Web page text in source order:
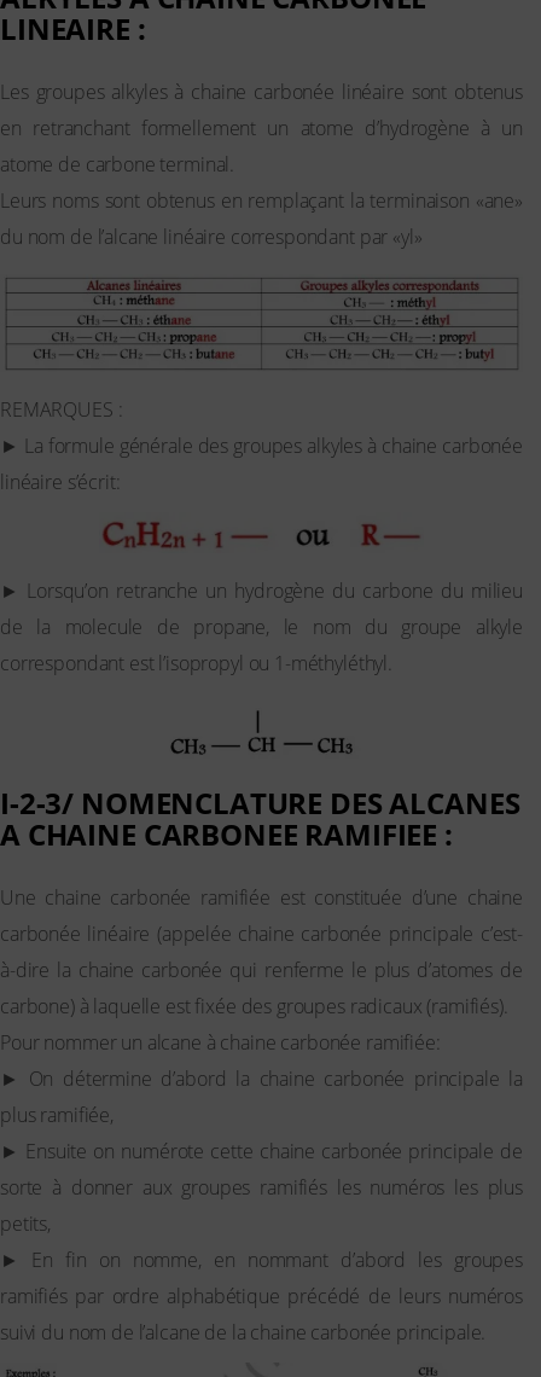
LINEAIRE :
Les groupes alkyles à chaine carbonée linéaire sont obtenus
en retranchant formellement un atome d’hydrogène à un
atome de carbone terminal.
Leurs noms sont obtenus en remplaçant la terminaison «ane»
du nom de l’alcane linéaire correspondant par «yl»
REMARQUES :
► La formule générale des groupes alkyles à chaine carbonée
linéaire s’écrit:
► Lorsqu’on retranche un hydrogène du carbone du milieu
de la molecule de propane, le nom du groupe alkyle
correspondant est l’isopropyl ou 1-méthyléthyl.
I-2-3/ NOMENCLATURE DES ALCANES
A CHAINE CARBONEE RAMIFIEE :
Une chaine carbonée ramifiée est constituée d’une chaine
carbonée linéaire (appelée chaine carbonée principale c’est-
à-dire la chaine carbonée qui renferme le plus d’atomes de
carbone) à laquelle est fixée des groupes radicaux (ramifiés).
Pour nommer un alcane à chaine carbonée ramifiée:
► On détermine d’abord la chaine carbonée principale la
plus ramifiée,
► Ensuite on numérote cette chaine carbonée principale de
sorte à donner aux groupes ramifiés les numéros les plus
petits,
► En fin on nomme, en nommant d’abord les groupes
ramifiés par ordre alphabétique précédé de leurs numéros
suivi du nom de l’alcane de la chaine carbonée principale.